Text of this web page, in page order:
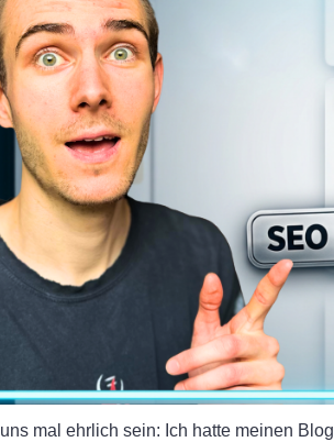
mal ehrlich sein: Ich hatte meinen